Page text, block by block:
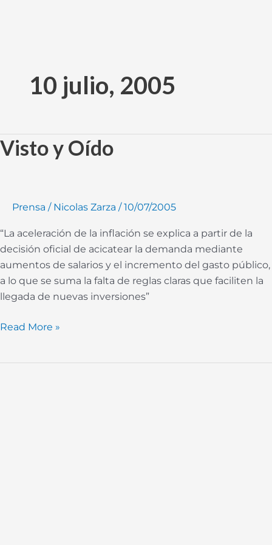
contenido10 julio, 2005
Visto y Oído
Prensa / Nicolas Zarza /10/07/2005
“La aceleración de la inflación se explica a partir de la
decisión oficial de acicatear la demanda mediante
aumentos de salarios y el incremento del gasto público,
a lo que se suma la falta de reglas claras que faciliten la
llegada de nuevas inversiones”
Visto
Read More »